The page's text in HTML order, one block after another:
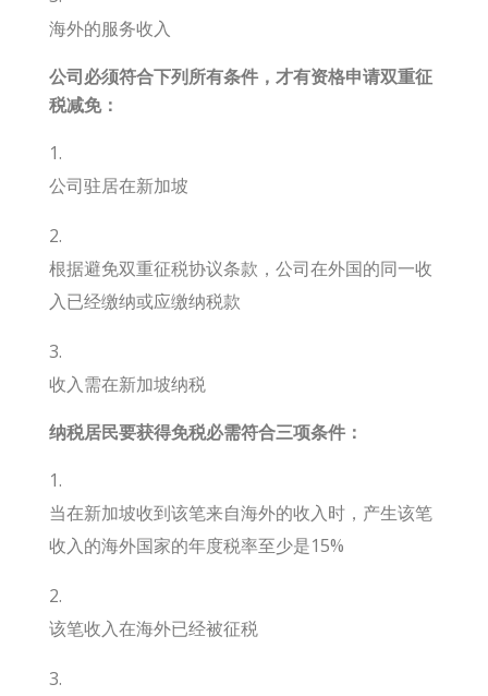
海外的服务收入
公司必须符合下列所有条件，才有资格申请双重征
税减免：
公司驻居在新加坡
根据避免双重征税协议条款，公司在外国的同一收
入已经缴纳或应缴纳税款
收入需在新加坡纳税
纳税居民要获得免税必需符合三项条件 ：
当在新加坡收到该笔来自海外的收入时，产生该笔
收入的海外国家的年度税率至少是15%
该笔收入在海外已经被征税